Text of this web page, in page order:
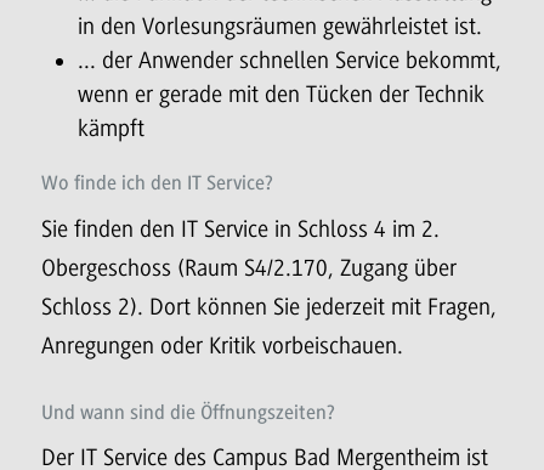
in den Vorlesungsräumen gewährleistet ist.
... der Anwender schnellen Service bekommt,
wenn er gerade mit den Tücken der Technik
kämpft
Wo finde ich den IT Service?
Sie finden den IT Service in Schloss 4 im 2.
Obergeschoss (Raum S4/2.170, Zugang über
Schloss 2). Dort können Sie jederzeit mit Fragen,
Anregungen oder Kritik vorbeischauen.
Und wann sind die Öffnungszeiten?
Der IT Service des Campus Bad Mergentheim ist